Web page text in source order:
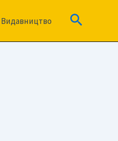
Видавництво Пошук